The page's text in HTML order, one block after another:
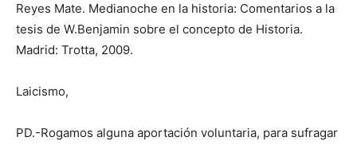
Reyes Mate. Medianoche en la historia: Comentarios a la
tesis de W.Benjamin sobre el concepto de Historia.
Madrid: Trotta, 2009.
Laicismo,
PD.-Rogamos alguna aportación voluntaria, para sufragar